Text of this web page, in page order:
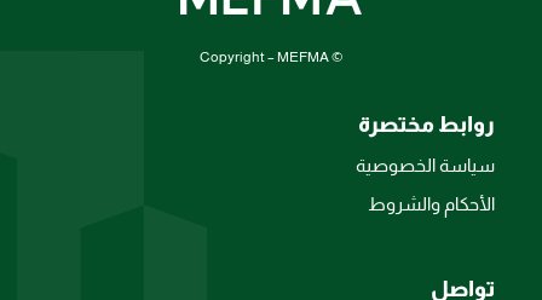
© Copyright – MEFMA
روابط مختصرة
سياسة الخصوصية
الأحكام والشروط
تواصل